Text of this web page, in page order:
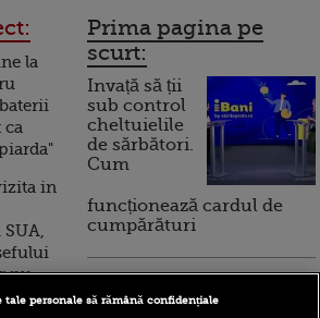
la
in
nu
Prima pagina pe
scurt:
Invață să ții
sub control
cheltuielile
de sărbători.
Cum
funcționează cardul de
cumpărături
TV de informații
tale personale să rămână confidențiale